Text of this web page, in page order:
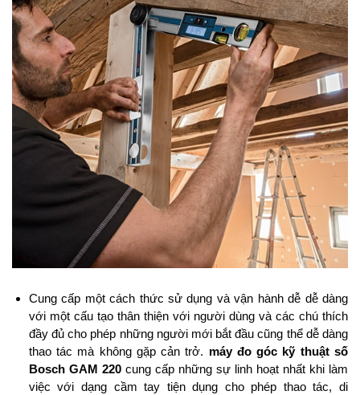
Cung cấp một cách thức sử dụng và vận hành dễ dễ dàng
với một cấu tạo thân thiện với người dùng và các chú thích
đầy đủ cho phép những người mới bắt đầu cũng thể dễ dàng
thao tác mà không gặp cản trở. máy đo góc kỹ thuật số
Bosch GAM 220cung cấp những sự linh hoạt nhất khi làm
việc với dạng cầm tay tiện dụng cho phép thao tác, di